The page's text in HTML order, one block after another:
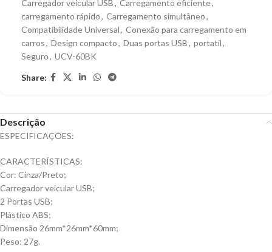
Carregador veicular USB, Carregamento eficiente,
carregamento rápido, Carregamento simultâneo,
Compatibilidade Universal, Conexão para carregamento em
carros, Design compacto, Duas portas USB, portatil,
Seguro, UCV-60BK
Share:
Descrição
ESPECIFICAÇÕES:
CARACTERÍSTICAS:
Cor: Cinza/Preto;
Carregador veicular USB;
2 Portas USB;
Plástico ABS;
Dimensão 26mm*26mm*60mm;
Peso: 27g.